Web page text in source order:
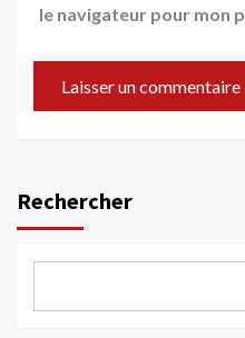
le navigateur pour mon
Rechercher